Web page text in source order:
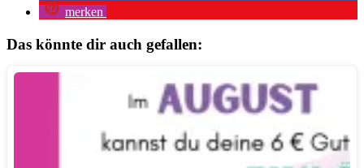
merken
Das könnte dir auch gefallen: